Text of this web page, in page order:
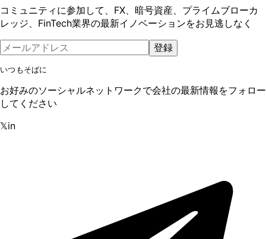
コミュニティに参加して、FX、暗号資産、プライムブローカ
レッジ、FinTech業界の最新イノベーションをお見逃しなく
登録
いつもそばに
お好みのソーシャルネットワークで会社の最新情報をフォロー
してください
𝕏in